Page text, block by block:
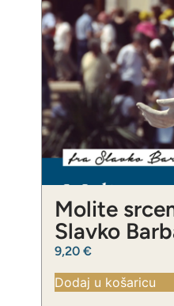
Molite
Slavko
9,20 €
Dodaj u košaricu